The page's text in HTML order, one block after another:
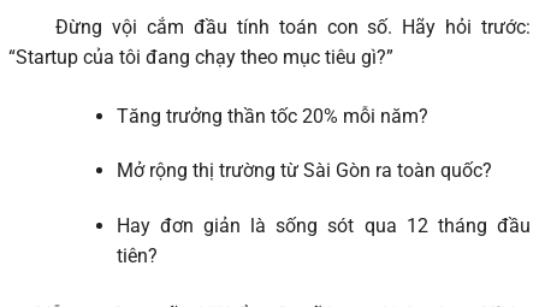
Đừng vội cắm đầu tính toán con số. Hãy hỏi trước:
“Startup của tôi đang chạy theo mục tiêu gì?”
Tăng trưởng thần tốc 20% mỗi năm?
Mở rộng thị trường từ Sài Gòn ra toàn quốc?
Hay đơn giản là sống sót qua 12 tháng đầu
tiên?